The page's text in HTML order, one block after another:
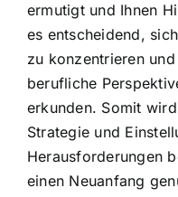
ermutigt und Ihnen
es entscheidend,
zu konzentrieren
berufliche
erkunden. Somit
Strategie und
Herausforderungen
einen Neuanfang